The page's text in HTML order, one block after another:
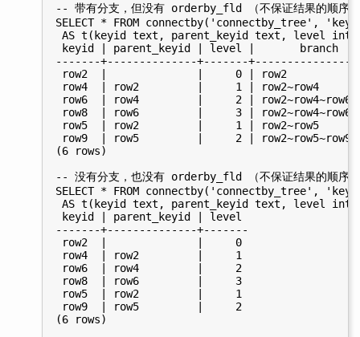
-- 带有分支，但没有 orderby_fld （不保证结果的顺序
SELECT * FROM
AS t(keyid text, parent_keyid text, level
keyid | parent_keyid | level |       branch
-------+--------------+-------
row2  |              |     0 | row2
row4  | row2         |     1 | row2~row4
row6  | row4         |     2 | row2~row4~row6
row8  | row6         |     3 |
row5  | row2         |     1 | row2~row5
row9  | row5         |     2 | row2~row5~row9
(6 rows)
-- 没有分支，也没有 orderby_fld （不保证结果的顺序
SELECT * FROM connectby('connectby_tree',
AS t(keyid text, parent_keyid text, level
keyid | parent_keyid | level
-------+--------------+-------
row2  |              |     0
row4  | row2         |     1
row6  | row4         |     2
row8  | row6         |     3
row5  | row2         |     1
row9  | row5         |     2
(6 rows)